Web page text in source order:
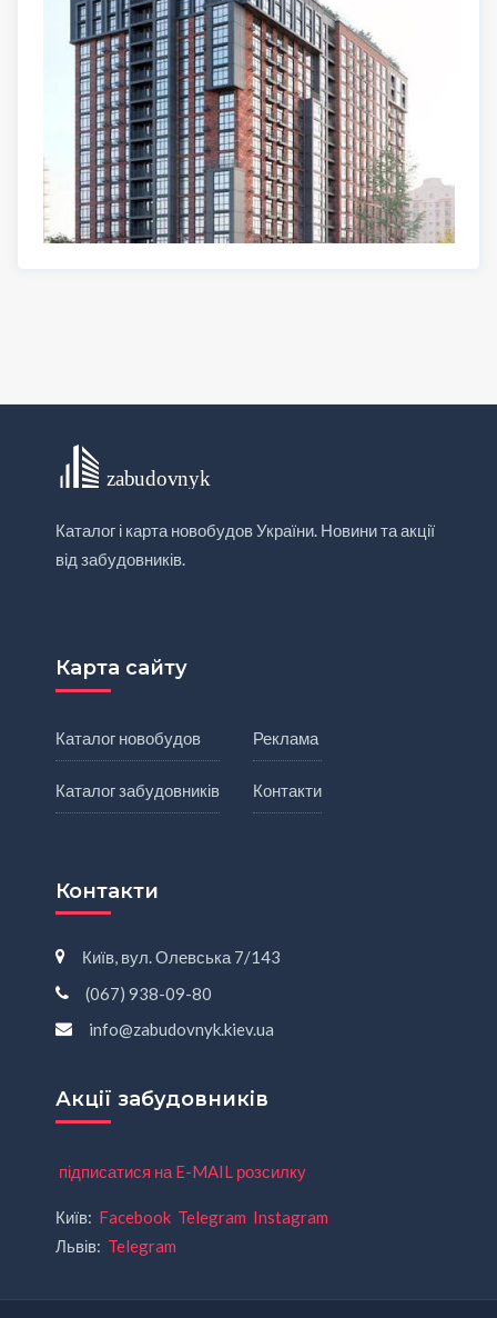
Каталог і карта новобудов України. Новини та акції
від забудовників.
Карта сайту
Каталог новобудов
Каталог забудовників
Реклама
Контакти
Контакти
Київ, вул. Олевська 7/143
(067) 938-09-80
info@zabudovnyk.kiev.ua
Акції забудовників
підписатися на E-MAIL розсилку
Київ: Facebook Telegram Instagram
Львів: Telegram